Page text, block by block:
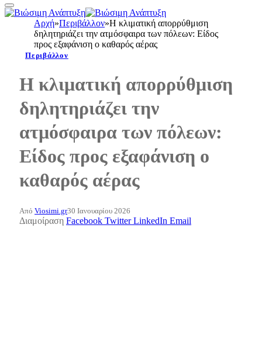
Αρχή»Περιβάλλον»Η κλιματική απορρύθμιση
δηλητηριάζει την ατμόσφαιρα των πόλεων: Είδος
προς εξαφάνιση ο καθαρός αέρας
Περιβάλλον
Η κλιματική απορρύθμιση
δηλητηριάζει την
ατμόσφαιρα των πόλεων:
Είδος προς εξαφάνιση ο
καθαρός αέρας
Από Viosimi.gr30 Ιανουαρίου 2026
Διαμοίραση Facebook Twitter LinkedIn Email